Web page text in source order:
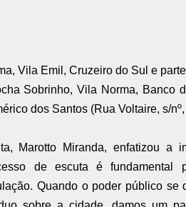
Vila Emil, Cruzeiro do Sul e
Sobrinho, Vila Norma, Banco
dos Santos (Rua Voltaire, s/
Marotto Miranda, enfatizou a
de escuta é
Quando o poder público